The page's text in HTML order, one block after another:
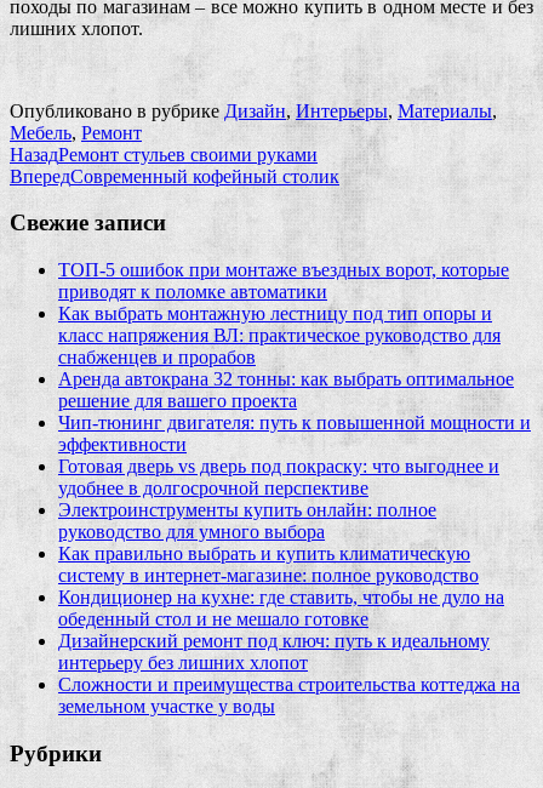
походы по магазинам – все можно купить в одном месте и без
лишних хлопот.
Опубликовано в рубрике Дизайн,Интерьеры, Материалы,
Мебель, Ремонт
НазадРемонт стульев своими руками
ВпередСовременный кофейный столик
Свежие записи
ТОП-5 ошибок при монтаже въездных ворот, которые
приводят к поломке автоматики
Как выбрать монтажную лестницу под тип опоры и
класс напряжения ВЛ: практическое руководство для
снабженцев и прорабов
Аренда автокрана 32 тонны: как выбрать оптимальное
решение для вашего проекта
Чип‑тюнинг двигателя: путь к повышенной мощности и
эффективности
Готовая дверь vs дверь под покраску: что выгоднее и
удобнее в долгосрочной перспективе
Электроинструменты купить онлайн: полное
руководство для умного выбора
Как правильно выбрать и купить климатическую
систему в интернет‑магазине: полное руководство
Кондиционер на кухне: где ставить, чтобы не дуло на
обеденный стол и не мешало готовке
Дизайнерский ремонт под ключ: путь к идеальному
интерьеру без лишних хлопот
Сложности и преимущества строительства коттеджа на
земельном участке у воды
Рубрики